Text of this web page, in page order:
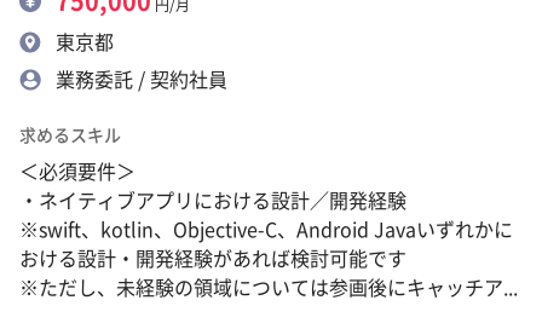
円/月
東京都
業務委託 / 契約社員
求めるスキル
＜必須要件＞
・ネイティブアプリにおける設計／開発経験
※swift、kotlin、Objective-C、Android Javaいずれかに
おける設計・開発経験があれば検討可能です
※ただし、未経験の領域については参画後にキャッチア...